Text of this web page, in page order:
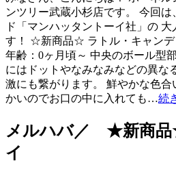
ンツリー武蔵小杉店です。 今回
ド「マンハッタントーイ社」の
す！ ☆新商品☆ ラトル・キャン
年齢：0ヶ月頃～ 中央のボール型
にはドットやなみなみなどの異な
激にも繋がります。 鮮やかな色合
かいのでお口の中に入れても…続
メルハバ／ ★新商
イ